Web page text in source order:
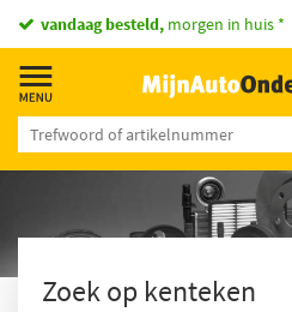
vandaag besteld, morgen in huis *
Zoek op kenteken